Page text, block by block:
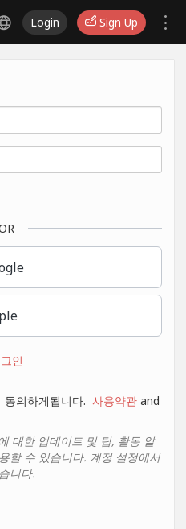
Login Sign Up
인
의하게됩니다. 사용약관 and
대한 업데이트 및 팁, 활동 알
할 수 있습니다. 계정 설정에서
니다.